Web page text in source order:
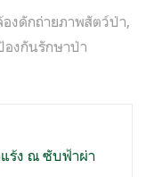
องดักถ่ายภาพสัตว์ป่า,
งกันรักษาป่า
ร้ง ณ ซับฟ้าผ่า